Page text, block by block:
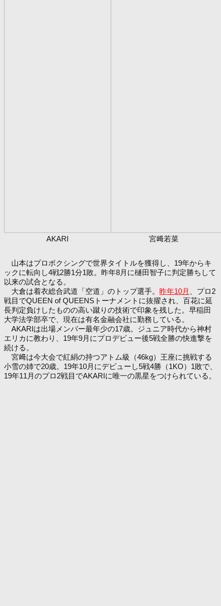
AKARI 宮﨑若菜
山本はプロボクシングで世界タイトルを獲得し、19年からキ
ックに転向し4戦2勝1分1敗。昨年8月に樋田智子に判定勝ちして
以来の試合となる。
大倉は着衣総合武道「空道」のトップ選手。 昨年10月
、プロ2
戦目でQUEEN of QUEENSトーナメントに抜擢され、百花に延
長判定負けしたものの高い蹴りの技術で印象を残した。早稲田
大学法学部卒で、現在は有名金融会社に勤務している。
AKARIは出場メンバー最年少の17歳。ジュニア時代から神村
エリカに教わり、19年9月にプロデビュー後5戦全勝の快進撃を
続ける。
宮﨑は今大会で紅絹の持つアトム級（46kg）王座に挑戦する
小雪の姉で20歳。19年10月にデビューし5戦4勝（1KO）1敗で、
19年11月のプロ2戦目でAKARIに唯一の黒星をつけられている。